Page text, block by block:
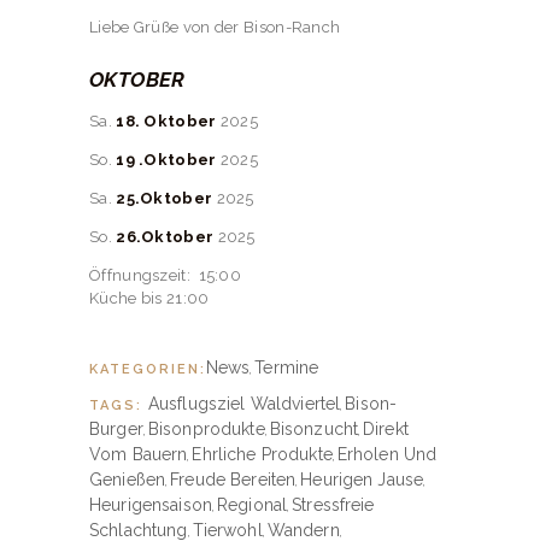
Liebe Grüße von der Bison-Ranch
OKTOBER
Sa. 18. Oktober 2025
So. 19 .Oktober 2025
Sa. 25.Oktober 2025
So. 26.Oktober 2025
Öffnungszeit: 15:00
Küche bis 21:00
KATEGORIEN: News, Termine
TAGS: Ausflugsziel Waldviertel
Bison-
Burger Bisonprodukte, Bisonzucht Direkt
Vom Bauern Ehrliche Produkte, Erholen Und
Genießen Freude Bereiten Heurigen Jause
Heurigensaison Regional
Stressfreie
Schlachtung Tierwohl Wandern